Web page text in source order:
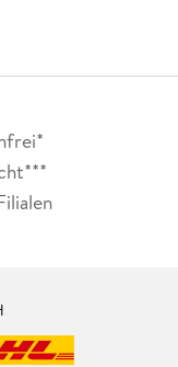
«
Altbekannten und
dieses Romans. Es
Text erzeugt. Oft